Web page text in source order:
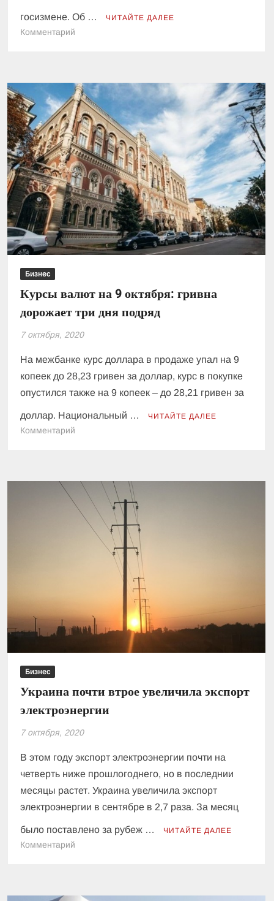
госизмене. Об … ЧИТАЙТЕ ДАЛЕЕ
Комментарий
открыли
дело
за
госизмену
Бизнес
Курсы валют на 9 октября: гривна
дорожает три дня подряд
7 октября, 2020
На межбанке курс доллара в продаже упал на 9
копеек до 28,23 гривен за доллар, курс в покупке
опустился также на 9 копеек – до 28,21 гривен за
доллар. Национальный … ЧИТАЙТЕ ДАЛЕЕ
Комментарий
октября:
гривна
дорожает
Бизнес
Украина почти втрое увеличила экспорт
электроэнергии
7 октября, 2020
В этом году экспорт электроэнергии почти на
четверть ниже прошлогоднего, но в последнии
месяцы растет. Украина увеличила экспорт
электроэнергии в сентябре в 2,7 раза. За месяц
было поставлено за рубеж … ЧИТАЙТЕ ДАЛЕЕ
Комментарий